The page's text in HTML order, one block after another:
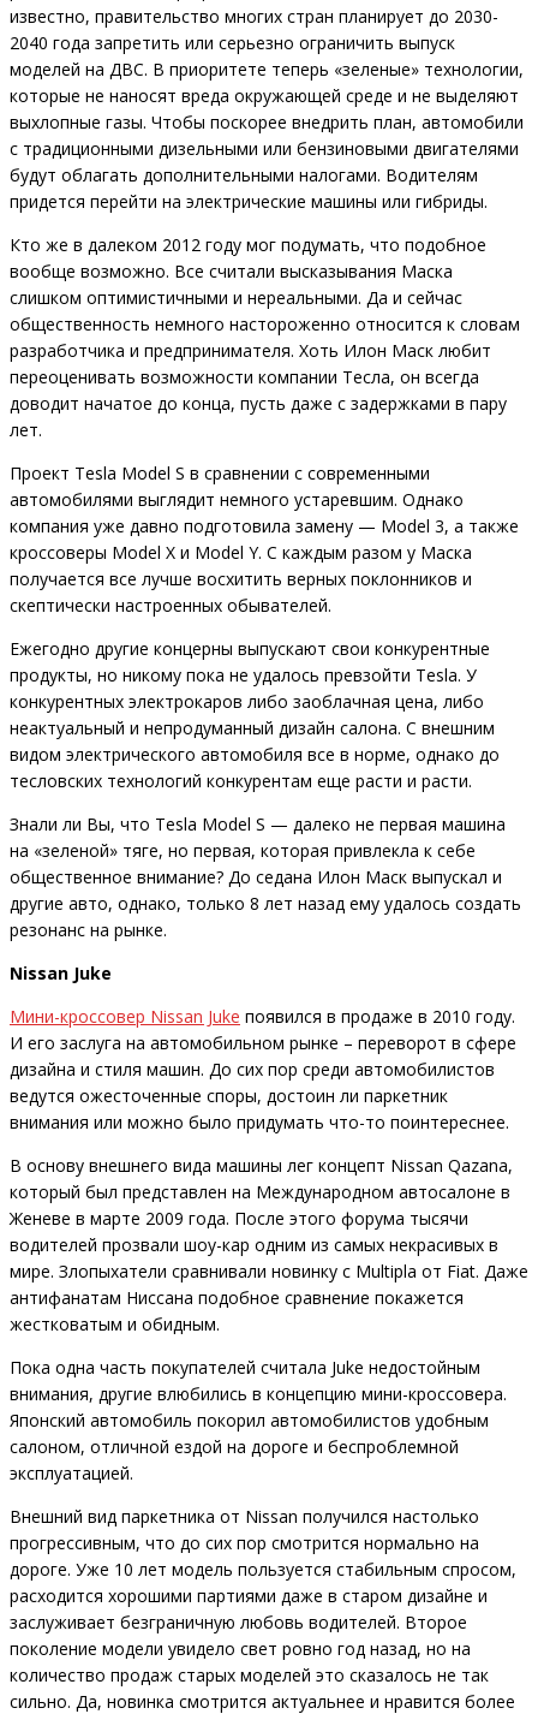
известно, правительство многих стран планирует до 2030-
2040 года запретить или серьезно ограничить выпуск
моделей на ДВС. В приоритете теперь «зеленые» технологии,
которые не наносят вреда окружающей среде и не выделяют
выхлопные газы. Чтобы поскорее внедрить план, автомобили
с традиционными дизельными или бензиновыми двигателями
будут облагать дополнительными налогами. Водителям
придется перейти на электрические машины или гибриды.
Кто же в далеком 2012 году мог подумать, что подобное
вообще возможно. Все считали высказывания Маска
слишком оптимистичными и нереальными. Да и сейчас
общественность немного настороженно относится к словам
разработчика и предпринимателя. Хоть Илон Маск любит
переоценивать возможности компании Тесла, он всегда
доводит начатое до конца, пусть даже с задержками в пару
лет.
Проект Tesla Model S в сравнении с современными
автомобилями выглядит немного устаревшим. Однако
компания уже давно подготовила замену — Model 3, а также
кроссоверы Model X и Model Y. С каждым разом у Маска
получается все лучше восхитить верных поклонников и
скептически настроенных обывателей.
Ежегодно другие концерны выпускают свои конкурентные
продукты, но никому пока не удалось превзойти Tesla. У
конкурентных электрокаров либо заоблачная цена, либо
неактуальный и непродуманный дизайн салона. С внешним
видом электрического автомобиля все в норме, однако до
тесловских технологий конкурентам еще расти и расти.
Знали ли Вы, что Tesla Model S — далеко не первая машина
на «зеленой» тяге, но первая, которая привлекла к себе
общественное внимание? До седана Илон Маск выпускал и
другие авто, однако, только 8 лет назад ему удалось создать
резонанс на рынке.
Nissan Juke
Мини-кроссовер Nissan Juke появился в продаже в 2010 году.
И его заслуга на автомобильном рынке – переворот в сфере
дизайна и стиля машин. До сих пор среди автомобилистов
ведутся ожесточенные споры, достоин ли паркетник
внимания или можно было придумать что-то поинтереснее.
В основу внешнего вида машины лег концепт Nissan Qazana,
который был представлен на Международном автосалоне в
Женеве в марте 2009 года. После этого форума тысячи
водителей прозвали шоу-кар одним из самых некрасивых в
мире. Злопыхатели сравнивали новинку с Multipla от Fiat. Даже
антифанатам Ниссана подобное сравнение покажется
жестковатым и обидным.
Пока одна часть покупателей считала Juke недостойным
внимания, другие влюбились в концепцию мини-кроссовера.
Японский автомобиль покорил автомобилистов удобным
салоном, отличной ездой на дороге и беспроблемной
эксплуатацией.
Внешний вид паркетника от Nissan получился настолько
прогрессивным, что до сих пор смотрится нормально на
дороге. Уже 10 лет модель пользуется стабильным спросом,
расходится хорошими партиями даже в старом дизайне и
заслуживает безграничную любовь водителей. Второе
поколение модели увидело свет ровно год назад, но на
количество продаж старых моделей это сказалось не так
сильно. Да, новинка смотрится актуальнее и нравится более